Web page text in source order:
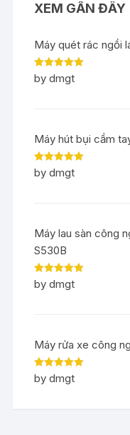
XEM GẦN ĐÂY
Máy quét rác ngồi
Rated5out
of 5
by dmgt
Máy hút bụi cầm
Rated5out
of 5
by dmgt
Máy lau sàn công
S530B
Rated5out
of 5
by dmgt
Máy rửa xe công
Rated5out
of 5
by dmgt